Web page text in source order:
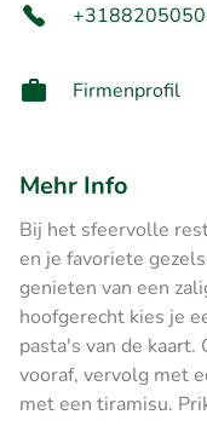
Firmenprofil
Mehr Info
Bij het sfeervolle
en je favoriete
genieten van een
hoofgerecht kies je
pasta's van de
vooraf, vervolg met
met een tiramisu.